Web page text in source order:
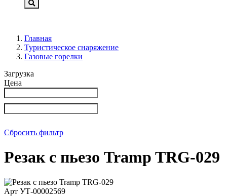
Главная
Туристическое снаряжение
Газовые горелки
Загрузка
Цена
Сбросить фильтр
Резак с пьезо Tramp TRG-029
Арт УТ-00002569